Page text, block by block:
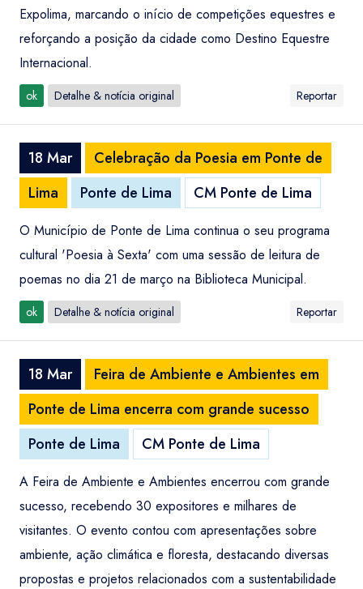
Expolima, marcando o início de competições equestres e
reforçando a posição da cidade como Destino Equestre
Internacional.
ok Detalhe & notícia original Reportar
18 Mar
Celebração da Poesia em Ponte de
Lima
Ponte de Lima CM Ponte de Lima
O Município de Ponte de Lima continua o seu programa
cultural 'Poesia à Sexta' com uma sessão de leitura de
poemas no dia 21 de março na Biblioteca Municipal.
ok Detalhe & notícia original Reportar
18 Mar
Feira de Ambiente e Ambientes em
Ponte de Lima encerra com grande sucesso
Ponte de Lima
CM Ponte de Lima
A Feira de Ambiente e Ambientes encerrou com grande
sucesso, recebendo 30 expositores e milhares de
visitantes. O evento contou com apresentações sobre
ambiente, ação climática e floresta, destacando diversas
propostas e projetos relacionados com a sustentabilidade